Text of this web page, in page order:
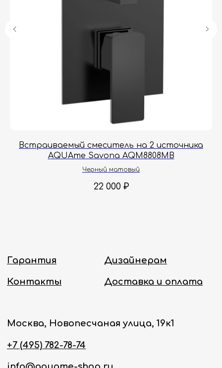
Встраиваемый смеситель на 2 источника
AQUAme Savona AQM8808MB
Черный матовый
22 000 ₽
Политика конфиденциальности